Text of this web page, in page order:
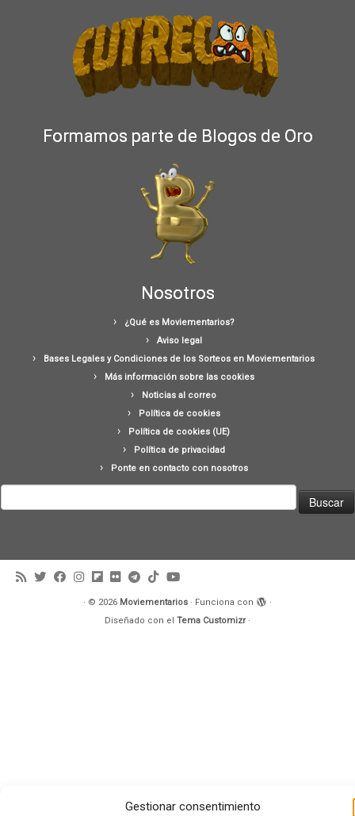
Gestionar consentimiento
Formamos parte de Blogos de Oro
Nosotros
¿Qué es Moviementarios?
Aviso legal
Bases Legales y Condiciones de los Sorteos en Moviementarios
Más información sobre las cookies
Noticias al correo
Política de cookies
Política de cookies (UE)
Política de privacidad
Ponte en contacto con nosotros
· © 2026 Moviementarios · Funciona con
·
Diseñado con el Tema Customizr·